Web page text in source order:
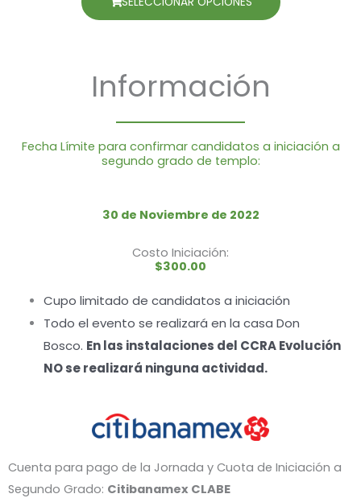
Información
Fecha Límite para confirmar candidatos a iniciación a
segundo grado de templo:
30 de Noviembre de 2022
Costo Iniciación:
$300.00
Cupo limitado de candidatos a iniciación
Todo el evento se realizará en la casa Don
Bosco. En las instalaciones del CCRA Evolución
NO se realizará ninguna actividad.
Cuenta para pago de la Jornada y Cuota de Iniciación a
Segundo Grado: Citibanamex CLABE